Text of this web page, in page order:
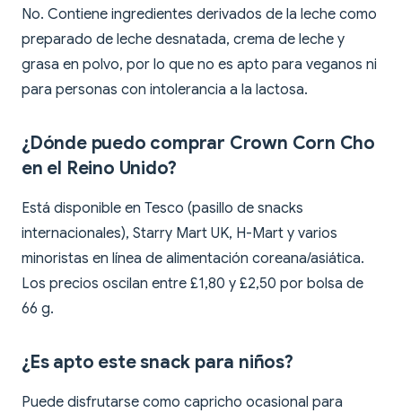
No. Contiene ingredientes derivados de la leche como
preparado de leche desnatada, crema de leche y
grasa en polvo, por lo que no es apto para veganos ni
para personas con intolerancia a la lactosa.
¿Dónde puedo comprar Crown Corn Cho
en el Reino Unido?
Está disponible en Tesco (pasillo de snacks
internacionales), Starry Mart UK, H-Mart y varios
minoristas en línea de alimentación coreana/asiática.
Los precios oscilan entre £1,80 y £2,50 por bolsa de
66 g.
¿Es apto este snack para niños?
Puede disfrutarse como capricho ocasional para